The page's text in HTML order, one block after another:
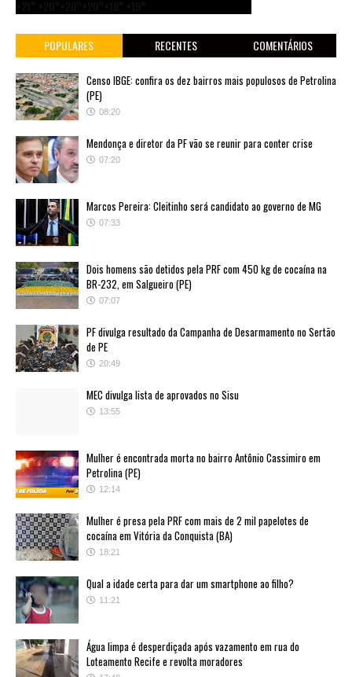
POPULARES RECENTES COMENTÁRIOS
Censo IBGE: confira os dez bairros mais populosos de Petrolina
(PE)
08:20
Mendonça e diretor da PF vão se reunir para conter crise
07:20
Marcos Pereira: Cleitinho será candidato ao governo de MG
07:33
Dois homens são detidos pela PRF com 450 kg de cocaína na
BR-232, em Salgueiro (PE)
07:07
PF divulga resultado da Campanha de Desarmamento no Sertão
de PE
20:49
MEC divulga lista de aprovados no Sisu
13:55
Mulher é encontrada morta no bairro Antônio Cassimiro em
Petrolina (PE)
12:14
Mulher é presa pela PRF com mais de 2 mil papelotes de
cocaína em Vitória da Conquista (BA)
18:21
Qual a idade certa para dar um smartphone ao filho?
11:21
Água limpa é desperdiçada após vazamento em rua do
Loteamento Recife e revolta moradores